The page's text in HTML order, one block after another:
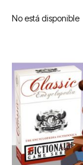
No está disponible